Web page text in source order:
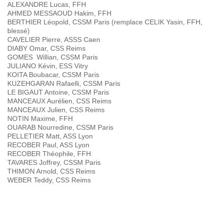
ALEXANDRE Lucas, FFH
AHMED MESSAOUD Hakim, FFH
BERTHIER Léopold, CSSM Paris (remplace CELIK Yasin, FFH,
blessé)
CAVELIER Pierre, ASSS Caen
DIABY Omar, CSS Reims
GOMES Willian, CSSM Paris
JULIANO Kévin, ESS Vitry
KOITA Boubacar, CSSM Paris
KUZEHGARAN Rafaelli, CSSM Paris
LE BIGAUT Antoine, CSSM Paris
MANCEAUX Aurélien, CSS Reims
MANCEAUX Julien, CSS Reims
NOTIN Maxime, FFH
OUARAB Nourredine, CSSM Paris
PELLETIER Matt, ASS Lyon
RECOBER Paul, ASS Lyon
RECOBER Théophile, FFH
TAVARES Joffrey, CSSM Paris
THIMON Arnold, CSS Reims
WEBER Teddy, CSS Reims